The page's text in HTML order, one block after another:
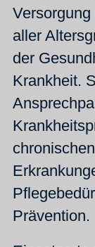
aller
der
Krankheit.
Prävention.